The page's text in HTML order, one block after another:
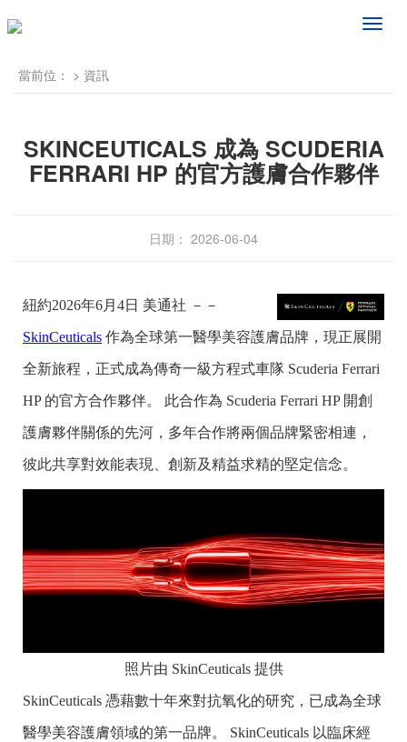
频
當前位： > 資訊
SKINCEUTICALS 成為 SCUDERIA
FERRARI HP 的官方護膚合作夥伴
日期： 2026-06-04
紐約2026年6月4日 美通社 －－
SkinCeuticals 作為全球第一醫學美容護膚品牌，現正展開
全新旅程，正式成為傳奇一級方程式車隊 Scuderia Ferrari
HP 的官方合作夥伴。 此合作為 Scuderia Ferrari HP 開創
護膚夥伴關係的先河，多年合作將兩個品牌緊密相連，
彼此共享對效能表現、創新及精益求精的堅定信念。
照片由 SkinCeuticals 提供
SkinCeuticals 憑藉數十年來對抗氧化的研究，已成為全球
醫學美容護膚領域的第一品牌。 SkinCeuticals 以臨床經